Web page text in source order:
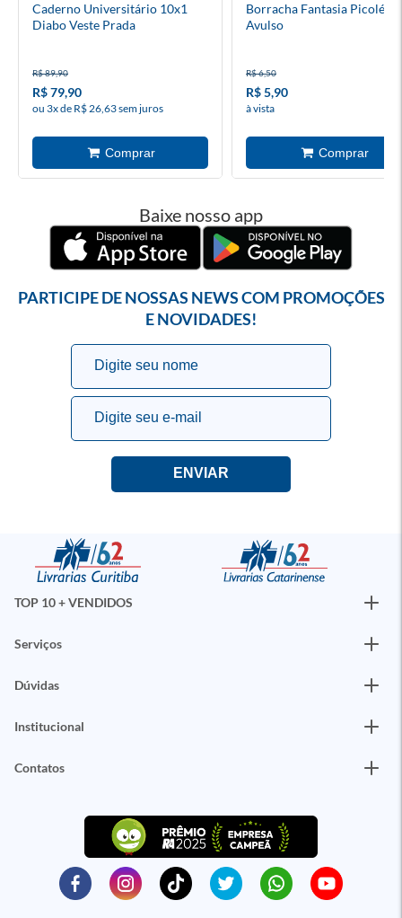
Caderno Universitário 10x1
Diabo Veste Prada
R$ 89,90
R$ 79,90
ou 3x de R$ 26,63 sem juros
Borracha Fantasia Picolé
Avulso
R$ 6,50
R$ 5,90
à vista
Baixe nosso app
PARTICIPE DE NOSSAS NEWS COM PROMOÇÕES
E NOVIDADES!
TOP 10 + VENDIDOS
Serviços
Dúvidas
Institucional
Contatos